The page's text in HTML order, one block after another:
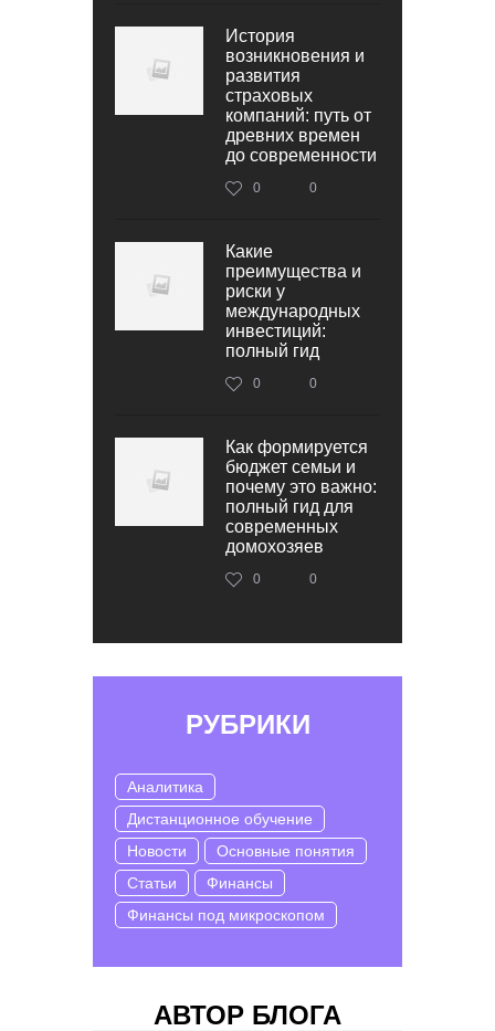
История
возникновения и
развития
страховых
компаний: путь от
древних времен
до современности
0 0
Какие
преимущества и
риски у
международных
инвестиций:
полный гид
0 0
Как формируется
бюджет семьи и
почему это важно:
полный гид для
современных
домохозяев
0 0
РУБРИКИ
Аналитика
Дистанционное обучение
Новости
Основные понятия
Статьи
Финансы
Финансы под микроскопом
АВТОР БЛОГА